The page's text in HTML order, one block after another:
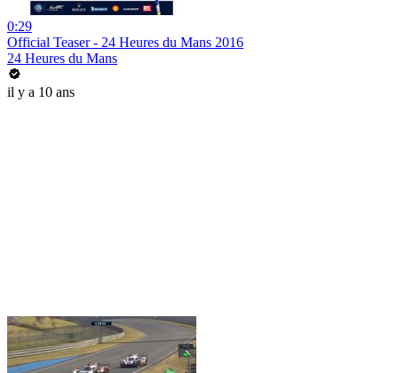
0:29
Official Teaser - 24 Heures du Mans 2016
24 Heures du Mans
il y a 10 ans